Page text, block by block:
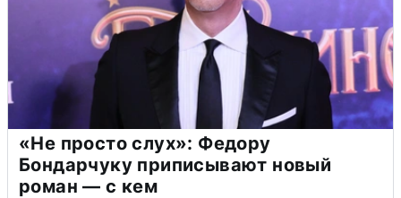
«Не просто слух»: Федору
Бондарчуку приписывают новый
роман — с кем